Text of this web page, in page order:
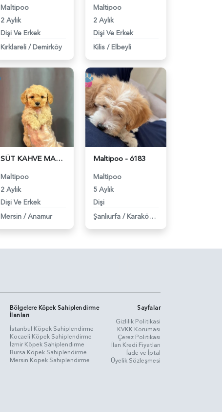
Maltipoo
2 Aylık
Dişi Ve Erkek
Kırklareli /Demirköy
Maltipoo
2 Aylık
Dişi Ve Erkek
Kilis /Elbeyli
SÜT KAHVE MALTİPOO BEBEKLER - 6325
Maltipoo
2 Aylık
Dişi Ve Erkek
Mersin /Anamur
Maltipoo - 6183
Maltipoo
5 Aylık
Dişi
Şanlıurfa /Karaköprü
Bölgelere Köpek Sahiplendirme
İlanları
İstanbul Köpek Sahiplendirme
Kocaeli Köpek Sahiplendirme
İzmir Köpek Sahiplendirme
Bursa Köpek Sahiplendirme
Mersin Köpek Sahiplendirme
Sayfalar
Gizlilik Politikasi
KVKK Koruması
Çerez Politikası
İlan Kredi Fiyatları
İade ve İptal
Üyelik Sözleşmesi